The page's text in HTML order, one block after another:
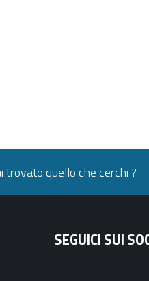
trovato quello che cerchi ?
SEGUICI SUI